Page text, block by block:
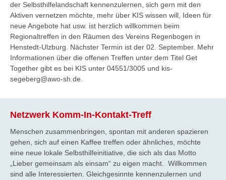
der Selbsthilfelandschaft kennenzulernen, sich gern mit den
Aktiven vernetzen möchte, mehr über KIS wissen will, Ideen für
neue Angebote hat usw. ist herzlich willkommen beim
Regionaltreffen in den Räumen des Vereins Regenbogen in
Henstedt-Ulzburg. Nächster Termin ist der 02. September. Mehr
Informationen über die offenen Treffen unter dem Titel Get
Together gibt es bei KIS unter 04551/3005 und kis-
segeberg@awo-sh.de.
Netzwerk Komm-In-Kontakt-Treff
Menschen zusammenbringen, spontan mit anderen spazieren
gehen, sich auf einen Kaffee treffen oder ähnliches, möchte
eine neue lokale Selbsthilfeinitiative, die sich als das Motto
„Lieber gemeinsam als einsam“ zu eigen macht. Willkommen
sind alle Interessierten. Gleichgesinnte kennenzulernen und